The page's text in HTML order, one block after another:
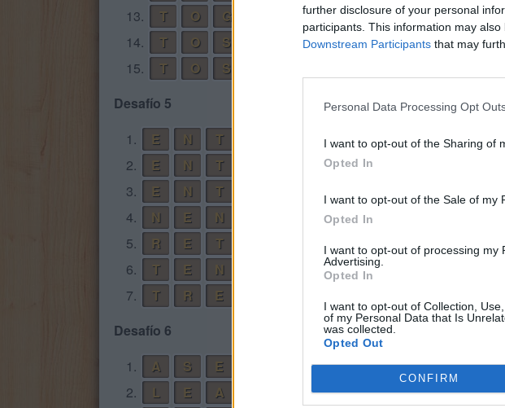
further disclosure of your personal
participants. This information may
Downstream Participants that may
Personal Data Processing Opt
I want to opt-out of the Sharing of
Opted In
I want to opt-out of the Sale of my
Opted In
I want to opt-out of processing my
Advertising.
Opted In
I want to opt-out of Collection,
of my Personal Data that Is
was collected.
Opted Out
CONFIRM
13.
T O G
14.
T O
S
15.
T O S
Desafío 5
1.
E N T
2.
E N T
3.
E N T
4.
N E N
5.
R E T
6.
T E N
7.
T R E
Desafío 6
1.
A S E
2.
L E A